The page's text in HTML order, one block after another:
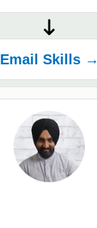
Email Skills →